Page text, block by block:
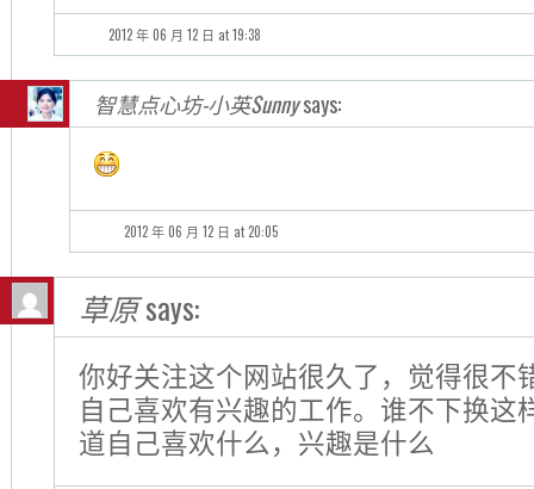
2012 年 06 月 12 日 at 19:38
智慧点心坊-小英Sunnysays:
2012 年 06 月 12 日 at 20:05
草原says:
你好关注这个网站很久了，觉得很不
自己喜欢有兴趣的工作。谁不下换这
道自己喜欢什么，兴趣是什么